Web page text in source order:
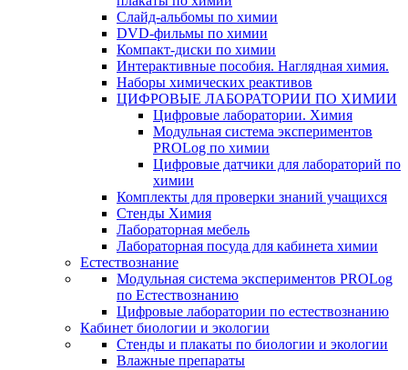
Слайд-альбомы по химии
DVD-фильмы по химии
Компакт-диски по химии
Интерактивные пособия. Наглядная химия.
Наборы химических реактивов
ЦИФРОВЫЕ ЛАБОРАТОРИИ ПО ХИМИИ
Цифровые лаборатории. Химия
Модульная система экспериментов
PROLog по химии
Цифровые датчики для лабораторий по
химии
Комплекты для проверки знаний учащихся
Стенды Химия
Лабораторная мебель
Лабораторная посуда для кабинета химии
Естествознание
Модульная система экспериментов PROLog
по Естествознанию
Цифровые лаборатории по естествознанию
Кабинет биологии и экологии
Стенды и плакаты по биологии и экологии
Влажные препараты